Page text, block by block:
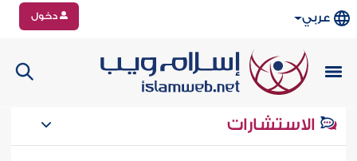
عربي دخول
الاستشارات